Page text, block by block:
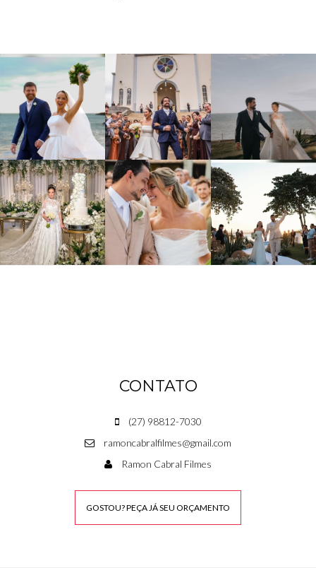
CONTATO
(27) 98812-7030
ramoncabralfilmes@gmail.com
Ramon Cabral Filmes
GOSTOU? PEÇA JÁ SEU ORÇAMENTO